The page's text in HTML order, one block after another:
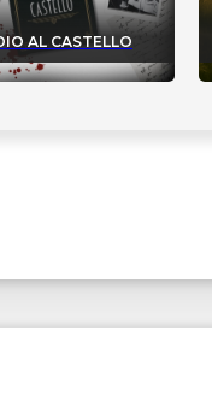
AL CASTELLO